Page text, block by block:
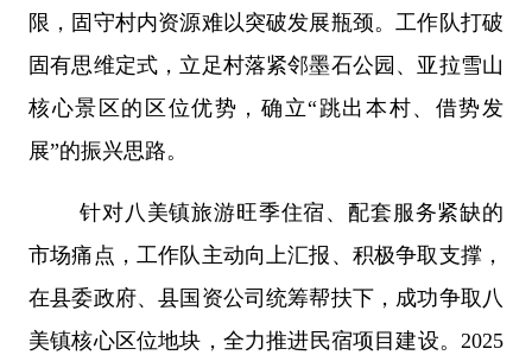
限，固守村内资源难以突破发展瓶颈。工作队打破
固有思维定式，立足村落紧邻墨石公园、亚拉雪山
核心景区的区位优势，确立“跳出本村、借势发
展”的振兴思路。
针对八美镇旅游旺季住宿、配套服务紧缺的
市场痛点，工作队主动向上汇报、积极争取支撑，
在县委政府、县国资公司统筹帮扶下，成功争取八
美镇核心区位地块，全力推进民宿项目建设。 2025